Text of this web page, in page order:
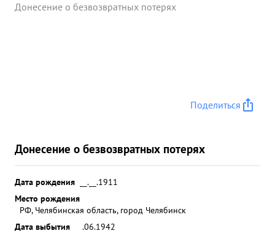
Донесение о безвозвратных потерях
Поделиться
Донесение о безвозвратных потерях
Дата рождения
__.__.1911
Место рождения
РФ, Челябинская область, город Челябинск
Дата выбытия
__.06.1942